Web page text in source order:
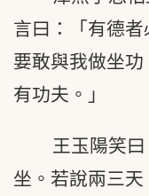
言曰：「有德者
要敢與我做坐
有功夫。」
王玉陽笑
坐。若說兩三天